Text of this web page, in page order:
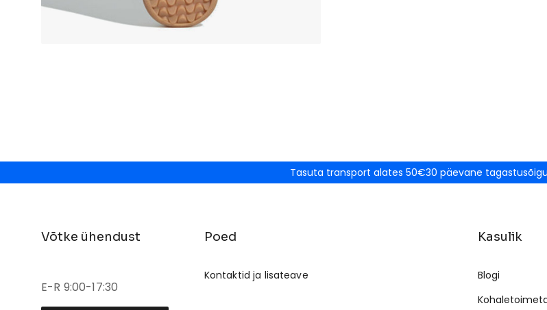
Tasuta transport alates 50€30 päevane
Võtke ühendust
E-R 9:00-17:30
Poed
Kontaktid ja lisateave
Kasulik
Blogi